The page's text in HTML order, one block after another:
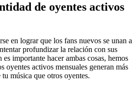
de oyentes activos
en lograr que los fans nuevos se unan a
profundizar la relación con sus
importante hacer ambas cosas, hemos
oyentes activos mensuales generan más
música que otros oyentes.